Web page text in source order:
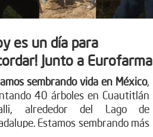
es un día para
Junto a Eurofarma
sembrando vida en México,
40 árboles en Cuautitlán
alrededor del Lago de
Estamos sembrando más